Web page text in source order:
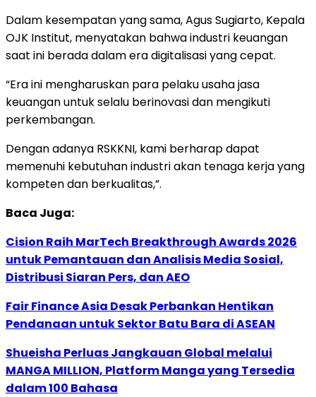
Dalam kesempatan yang sama, Agus Sugiarto, Kepala
OJK Institut, menyatakan bahwa industri keuangan
saat ini berada dalam era digitalisasi yang cepat.
“Era ini mengharuskan para pelaku usaha jasa
keuangan untuk selalu berinovasi dan mengikuti
perkembangan.
Dengan adanya RSKKNI, kami berharap dapat
memenuhi kebutuhan industri akan tenaga kerja yang
kompeten dan berkualitas,”.
Baca Juga:
Cision Raih MarTech Breakthrough Awards 2026
untuk Pemantauan dan Analisis Media Sosial,
Distribusi Siaran Pers, dan AEO
Fair Finance Asia Desak Perbankan Hentikan
Pendanaan untuk Sektor Batu Bara di ASEAN
Shueisha Perluas Jangkauan Global melalui
MANGA MILLION, Platform Manga yang Tersedia
dalam 100 Bahasa